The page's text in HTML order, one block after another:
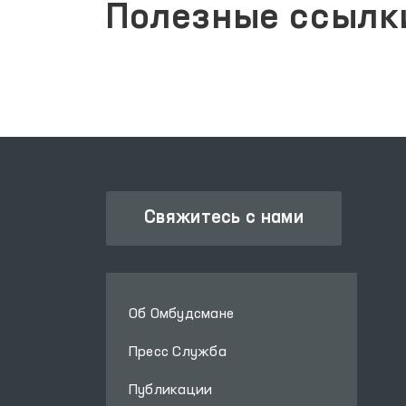
Полезные
Свяжитесь с нами
Об Омбудсмане
Пресс Служба
Публикации